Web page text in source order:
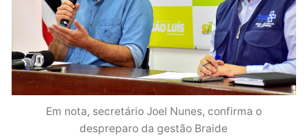
Em nota, secretário Joel Nunes, confirma o
despreparo da gestão Braide